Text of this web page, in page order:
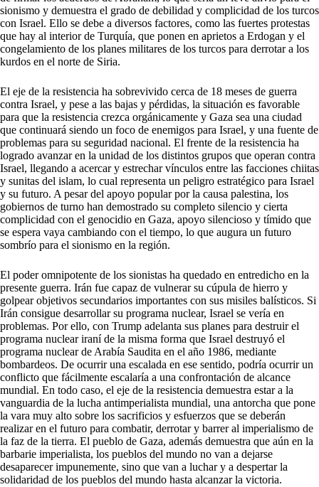
sionismo y demuestra el grado de debilidad y complicidad de los turcos
con Israel. Ello se debe a diversos factores, como las fuertes protestas
que hay al interior de Turquía, que ponen en aprietos a Erdogan y el
congelamiento de los planes militares de los turcos para derrotar a los
kurdos en el norte de Siria.
El eje de la resistencia ha sobrevivido cerca de 18 meses de guerra
contra Israel, y pese a las bajas y pérdidas, la situación es favorable
para que la resistencia crezca orgánicamente y Gaza sea una ciudad
que continuará siendo un foco de enemigos para Israel, y una fuente de
problemas para su seguridad nacional. El frente de la resistencia ha
logrado avanzar en la unidad de los distintos grupos que operan contra
Israel, llegando a acercar y estrechar vínculos entre las facciones chiitas
y sunitas del islam, lo cual representa un peligro estratégico para Israel
y su futuro. A pesar del apoyo popular por la causa palestina, los
gobiernos de turno han demostrado su completo silencio y cierta
complicidad con el genocidio en Gaza, apoyo silencioso y tímido que
se espera vaya cambiando con el tiempo, lo que augura un futuro
sombrío para el sionismo en la región.
El poder omnipotente de los sionistas ha quedado en entredicho en la
presente guerra. Irán fue capaz de vulnerar su cúpula de hierro y
golpear objetivos secundarios importantes con sus misiles balísticos. Si
Irán consigue desarrollar su programa nuclear, Israel se vería en
problemas. Por ello, con Trump adelanta sus planes para destruir el
programa nuclear iraní de la misma forma que Israel destruyó el
programa nuclear de Arabía Saudita en el año 1986, mediante
bombardeos. De ocurrir una escalada en ese sentido, podría ocurrir un
conflicto que fácilmente escalaría a una confrontación de alcance
mundial. En todo caso, el eje de la resistencia demuestra estar a la
vanguardia de la lucha antimperialista mundial, una antorcha que pone
la vara muy alto sobre los sacrificios y esfuerzos que se deberán
realizar en el futuro para combatir, derrotar y barrer al imperialismo de
la faz de la tierra. El pueblo de Gaza, además demuestra que aún en la
barbarie imperialista, los pueblos del mundo no van a dejarse
desaparecer impunemente, sino que van a luchar y a despertar la
solidaridad de los pueblos del mundo hasta alcanzar la victoria.